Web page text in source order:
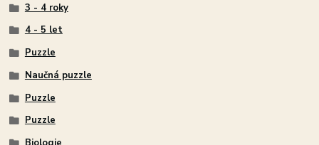
3 - 4 roky
4 - 5 let
Puzzle
Naučná puzzle
Puzzle
Puzzle